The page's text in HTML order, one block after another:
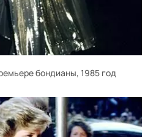
бондианы, 1985 год